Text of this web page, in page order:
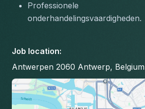
Professionele
onderhandelingsvaardigheden.
Job location:
Antwerpen 2060 Antwerp, Belgium